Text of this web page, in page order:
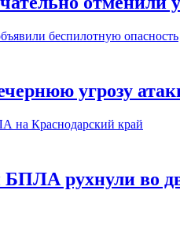
угрозу
рухнули во